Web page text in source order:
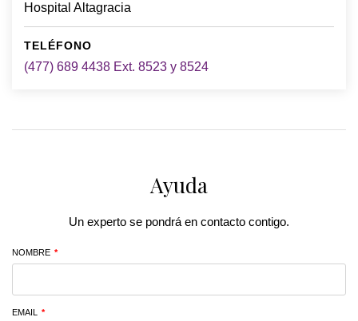
Hospital Altagracia
(477) 689 4438 Ext. 8523 y 8524
Ayuda
Un experto se pondrá en contacto contigo.
NOMBRE *
EMAIL *